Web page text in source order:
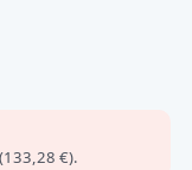
€).